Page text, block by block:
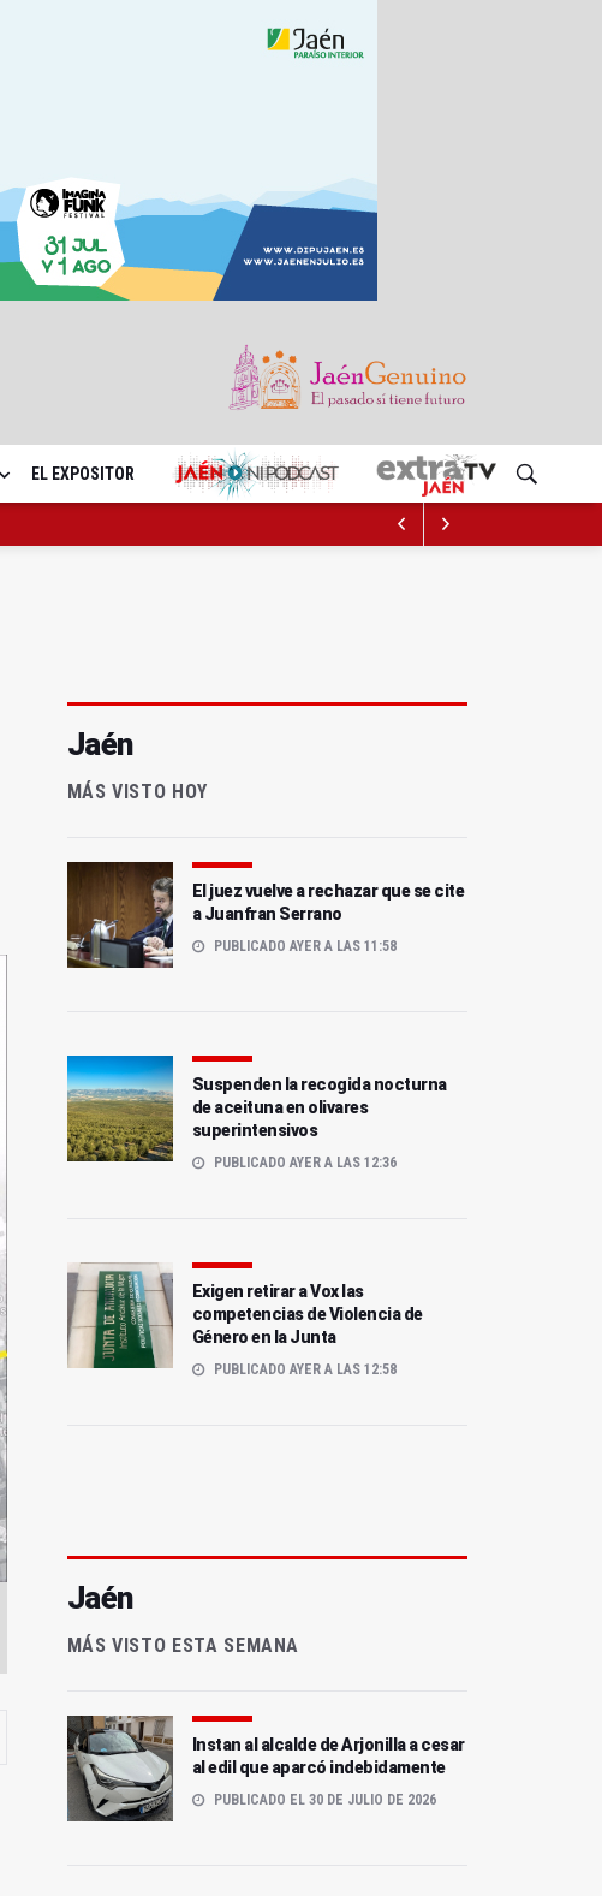
EL EXPOSITOR
Jaén
MÁS VISTO HOY
El juez vuelve a rechazar que se cite
a Juanfran Serrano
PUBLICADO AYER A LAS 11:58
Suspenden la recogida nocturna
de aceituna en olivares
superintensivos
PUBLICADO AYER A LAS 12:36
Exigen retirar a Vox las
competencias de Violencia de
Género en la Junta
PUBLICADO AYER A LAS 12:58
Jaén
MÁS VISTO ESTA SEMANA
Instan al alcalde de Arjonilla a cesar
al edil que aparcó indebidamente
PUBLICADO EL 30 DE JULIO DE 2026